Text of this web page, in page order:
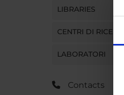
LIBRARIES
CENTRI DI RICERCA
LABORATORI
Contacts